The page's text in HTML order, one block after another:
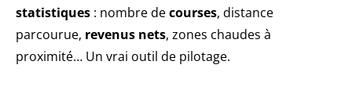
statistiques : nombre decourses, distance
parcourue, revenus nets, zones chaudes à
proximité… Un vrai outil de pilotage.